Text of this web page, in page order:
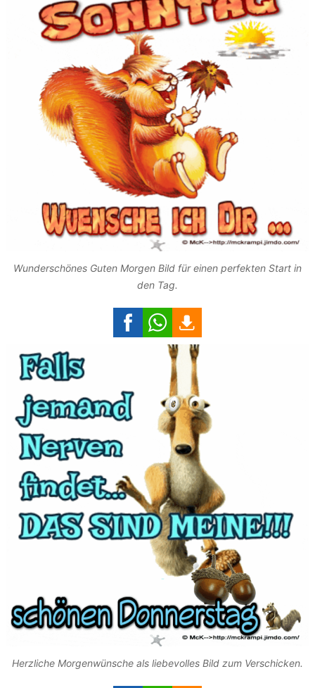
Wunderschönes Guten Morgen Bild für einen perfekten Start in
den Tag.
Herzliche Morgenwünsche als liebevolles Bild zum Verschicken.